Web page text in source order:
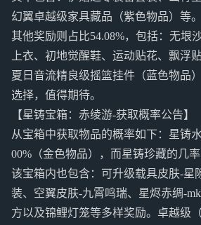
幻翼卓越级家具藏品（紫色物品）等。
其他奖励则占比54.08%，包括：无垠
上衣、初地觉醒鞋、运动贴花、飘浮
夏日音流精良级摇篮挂件（蓝色物品
选择，值得期待。
【星铸宝箱：赤绫游-获取概率公告】
从宝箱中获取物品的概率如下：星铸
00%（金色物品），而星铸珍藏的几率
该宝箱内也包含：可升级载具皮肤-星
装、空翼皮肤-九霄鸣瑞、星烬赤绸-
方以及锦鲤灯笼等多样奖励。卓越级